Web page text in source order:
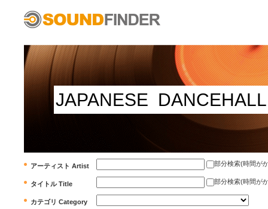
アーティスト Artist 部分検索(時間が
タイトル Title 部分検索(時間が
カテゴリ Category